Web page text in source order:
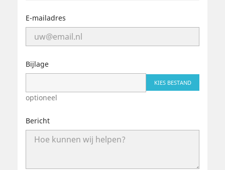
E-mailadres
Bijlage
KIES BESTAND
optioneel
Bericht